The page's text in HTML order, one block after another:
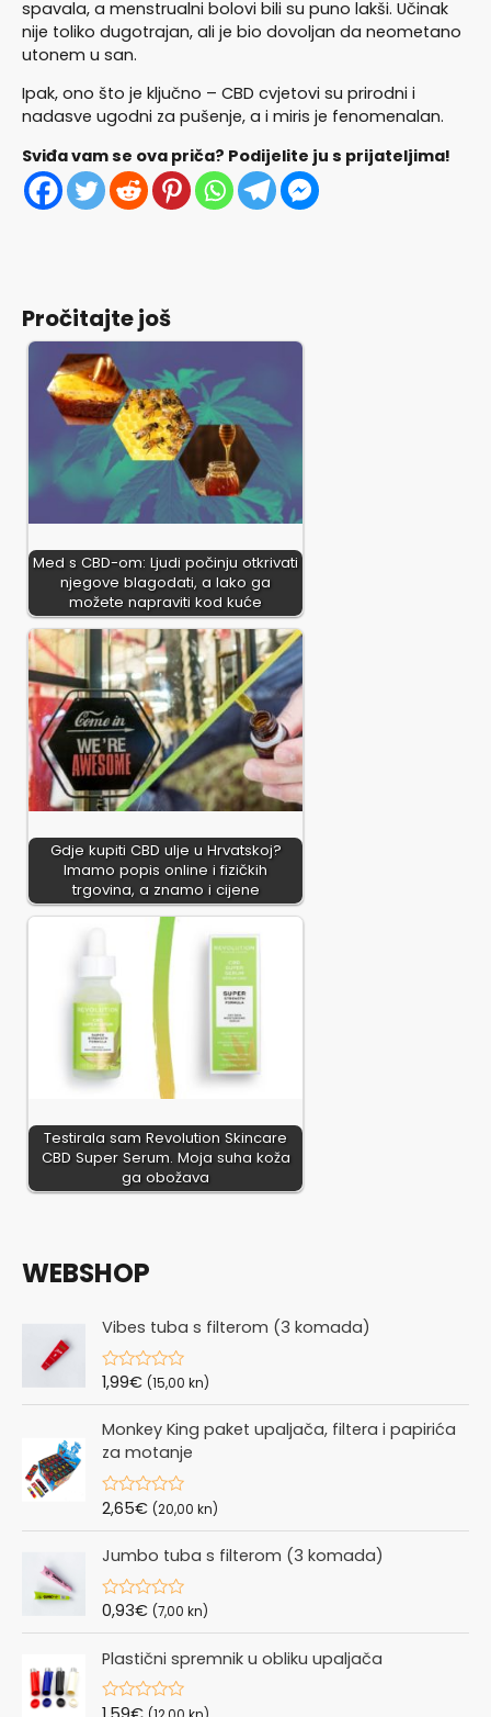
spavala, a menstrualni bolovi bili su puno lakši. Učinak
nije toliko dugotrajan, ali je bio dovoljan da neometano
utonem u san.
Ipak, ono što je ključno – CBD cvjetovi su prirodni i
nadasve ugodni za pušenje, a i miris je fenomenalan.
Sviđa vam se ova priča? Podijelite ju s prijateljima!
Pročitajte još
Med s CBD-om: Ljudi počinju otkrivati
njegove blagodati, a lako ga
možete napraviti kod kuće
Gdje kupiti CBD ulje u Hrvatskoj?
Imamo popis online i fizičkih
trgovina, a znamo i cijene
Testirala sam Revolution Skincare
CBD Super Serum. Moja suha koža
ga obožava
WEBSHOP
Vibes tuba s filterom (3 komada)
R
e
0
o
u
t
o
f
5
1,99€ (15,00 kn)
Monkey King paket upaljača, filtera i papirića
za motanje
R
e
0
o
u
t
f
2,65€ (20,00 kn)
Jumbo tuba s filterom (3 komada)
R
e
0
o
0,93€ (7,00 kn)
Plastični spremnik u obliku upaljača
R